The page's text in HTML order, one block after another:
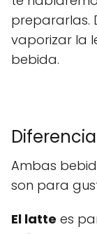
prepararlas.
vaporizar la
bebida.
Ambas
son para
El latte es